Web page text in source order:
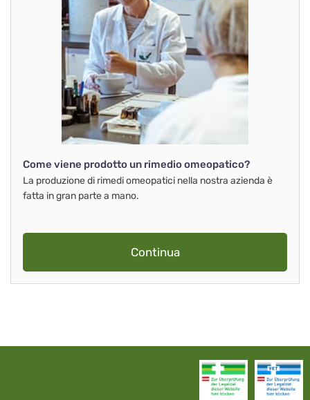
Come viene prodotto un rimedio omeopatico?
La produzione di rimedi omeopatici nella nostra azienda è
fatta in gran parte a mano.
Continua